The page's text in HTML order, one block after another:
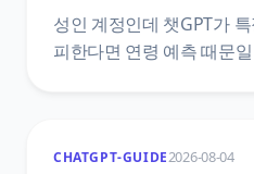
성인 계정인데 챗GPT가
피한다면 연령 예측 때문
정리했어요.
CHATGPT-GUIDE2026-08-04